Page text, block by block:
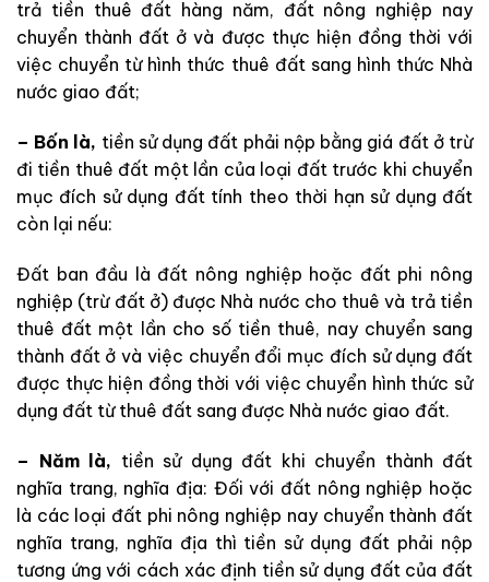
trả tiền thuê đất hàng năm, đất nông nghiệp nay
chuyển thành đất ở và được thực hiện đồng thời với
việc chuyển từ hình thức thuê đất sang hình thức Nhà
nước giao đất;
– Bốn là, tiền sử dụng đất phải nộp bằng giá đất ở trừ
đi tiền thuê đất một lần của loại đất trước khi chuyển
mục đích sử dụng đất tính theo thời hạn sử dụng đất
còn lại nếu:
Đất ban đầu là đất nông nghiệp hoặc đất phi nông
nghiệp (trừ đất ở) được Nhà nước cho thuê và trả tiền
thuê đất một lần cho số tiền thuê, nay chuyển sang
thành đất ở và việc chuyển đổi mục đích sử dụng đất
được thực hiện đồng thời với việc chuyển hình thức sử
dụng đất từ thuê đất sang được Nhà nước giao đất.
– Năm là, tiền sử dụng đất khi chuyển thành đất
nghĩa trang, nghĩa địa: Đối với đất nông nghiệp hoặc
là các loại đất phi nông nghiệp nay chuyển thành đất
nghĩa trang, nghĩa địa thì tiền sử dụng đất phải nộp
tương ứng với cách xác định tiền sử dụng đất của đất